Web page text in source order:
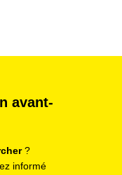
avant-
?
informé